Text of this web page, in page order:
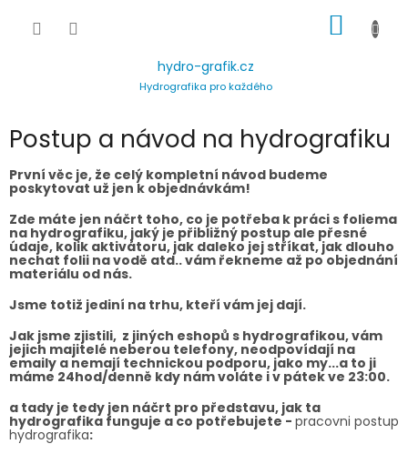
hydro-grafik.cz
Hydrografika pro každého
KOŠÍK
Postup a návod na hydrografiku
První věc je, že celý kompletní návod budeme
poskytovat už jen k objednávkám!
Zde máte jen náčrt toho, co je potřeba k práci s foliema
na hydrografiku, jaký je přibližný postup ale přesné
údaje, kolik aktivátoru, jak daleko jej stříkat, jak dlouho
nechat folii na vodě atd.. vám řekneme až po objednání
materiálu od nás.
Jsme totiž jediní na trhu, kteří vám jej dají.
Jak jsme zjistili, z jiných eshopů s hydrografikou, vám
jejich majitelé neberou telefony, neodpovídají na
emaily a nemají technickou podporu, jako my...a to ji
máme 24hod/denně kdy nám voláte i v pátek ve 23:00.
a tady je tedy jen náčrt pro představu, jak ta
hydrografika funguje a co potřebujete - pracovni postup
hydrografika: